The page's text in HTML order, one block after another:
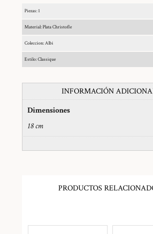
Piezas: 1
Material: Plata Christofle
Coleccion: Albi
Estilo: Classique
INFORMACIÓN
Dimensiones
18 cm
PRODUCTOS